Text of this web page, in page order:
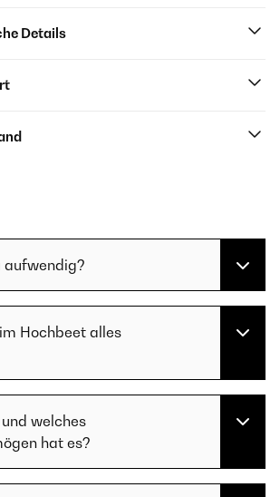
Details
aufwendig?
Hochbeet alles
welches
hat es?